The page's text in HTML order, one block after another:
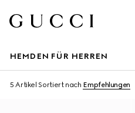
HEMDEN FÜR HERREN
5 Artikel Sortiert nach Empfehlungen